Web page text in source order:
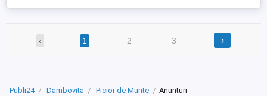
‹ 1 2 3 ›
Publi24 Dambovita Picior de Munte Anunturi